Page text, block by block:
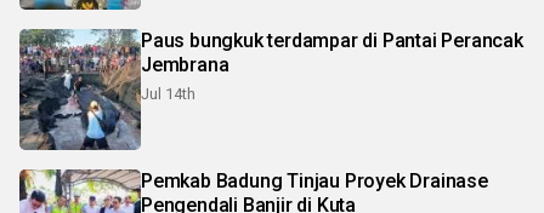
Paus bungkuk terdampar di Pantai Perancak
Jembrana
Jul 14th
Pemkab Badung Tinjau Proyek Drainase
Pengendali Banjir di Kuta